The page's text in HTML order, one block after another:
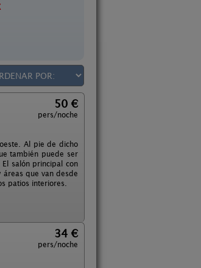
50 €
pers/noche
Al pie de dicho
también puede ser
salón principal con
áreas que van desde
patios interiores.
34 €
pers/noche